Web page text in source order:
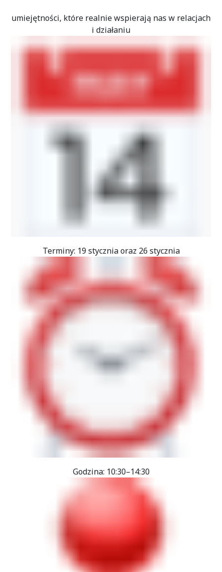
umiejętności, które realnie wspierają nas w relacjach
i działaniu
Terminy: 19 stycznia oraz 26 stycznia
Godzina: 10:30–14:30